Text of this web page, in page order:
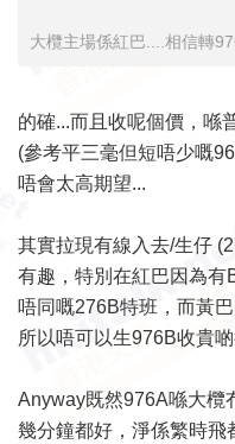
大欖主場係紅巴....相信轉
的確...而且收呢個價，喺
(參考平三毫但短唔少嘅
唔會太高期望...
其實拉現有線入去/生仔
有趣，特別在紅巴因為有
唔同嘅276B特班，而黃
所以唔可以生976B收貴
Anyway既然976A喺大欖
幾分鐘都好，淨係繁時飛